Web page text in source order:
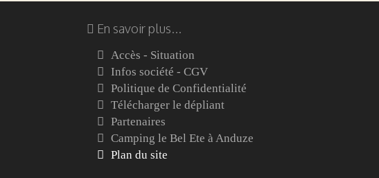
En savoir plus...
Accès - Situation
Infos société - CGV
Politique de Confidentialité
Télécharger le dépliant
Partenaires
Camping le Bel Ete à Anduze
Plan du site